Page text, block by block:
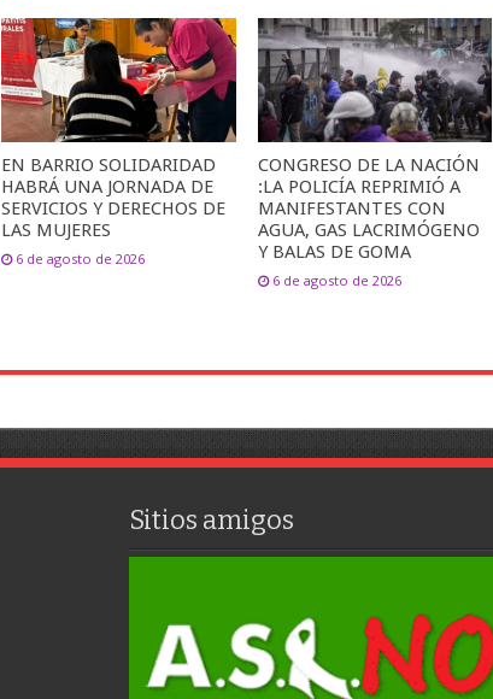
EN BARRIO SOLIDARIDAD
HABRÁ UNA JORNADA DE
SERVICIOS Y DERECHOS DE
LAS MUJERES
6 de agosto de 2026
CONGRESO DE LA NACIÓN
:LA POLICÍA REPRIMIÓ A
MANIFESTANTES CON
AGUA, GAS LACRIMÓGENO
Y BALAS DE GOMA
6 de agosto de 2026
Sitios amigos